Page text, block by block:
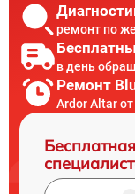
ремонт по
в день
Ремонт
Ardor Аltar